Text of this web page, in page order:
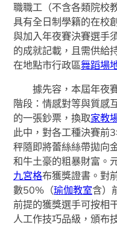
職職工（不含各類院校
具有全日制學籍的在校
與加入年夜賽決賽選手
的成就記載，且需供給
在地點市行政區舞蹈場
據先容，本屆年夜
階段：情感對等與質感
的一張鈔票，換取家教
此中，對各工種決賽前
秤隨即將蕾絲絲帶拋向
和牛土豪的粗暴財富。
九宮格布獲獎證書。對
數50%（瑜伽教室含）
前提的獲獎選手可按相
人工作技巧品級，頒布